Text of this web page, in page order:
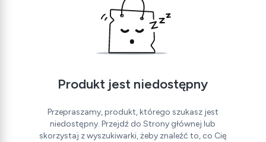
Produkt jest niedostępny
Przepraszamy, produkt, którego szukasz jest
niedostępny. Przejdź do Strony głównej lub
skorzystaj z wyszukiwarki, żeby znaleźć to, co Cię